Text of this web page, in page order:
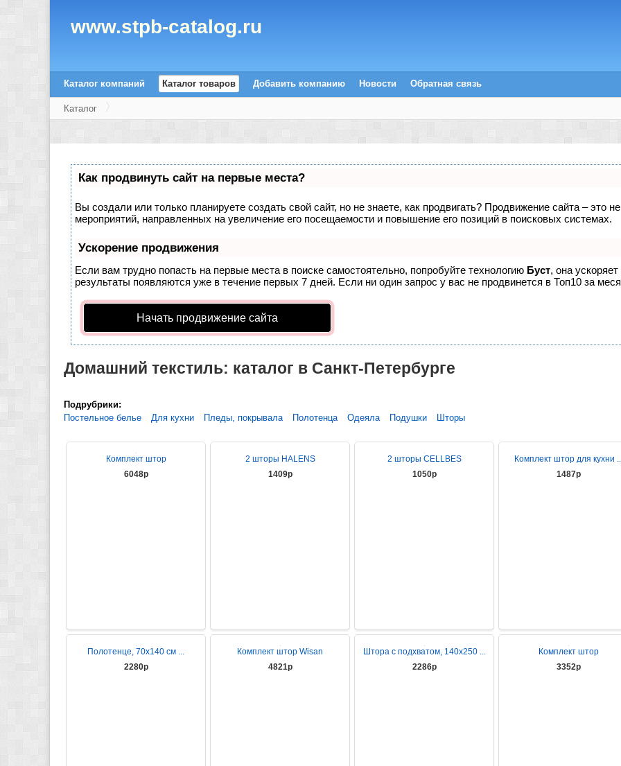
www.stpb-catalog.ru
Каталог компаний Каталог товаров Добавить компанию Новости Обратная связь
Каталог
Как продвинуть сайт на первые места?
Вы создали или только планируете создать свой сайт, но не знаете, как продвигать? Продвижение сайта – это
мероприятий, направленных на увеличение его посещаемости и повышение его позиций в поисковых системах.
Ускорение продвижения
Если вам трудно попасть на первые места в поиске самостоятельно, попробуйте технологию Буст, она
результаты появляются уже в течение первых 7 дней. Если ни один запрос у вас не продвинется в Топ10 за
Начать продвижение сайта
Домашний текстиль: каталог в Санкт-Петербурге
Подрубрики:
Постельное белье
Для кухни Пледы, покрывала Полотенца Одеяла Подушки Шторы
Комплект штор
6048р
2 шторы HALENS
1409р
2 шторы CELLBES
1050р
Комплект штор для кухни
1487р
Полотенце, 70x140 см ...
2280р
Комплект штор Wisan
4821р
Штора с подхватом, 140х250 ...
2286р
Комплект штор
3352р